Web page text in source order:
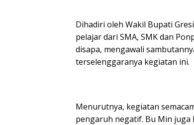
Dihadiri oleh Wakil Bupati
pelajar dari SMA, SMK dan
disapa, mengawali
terselenggaranya kegiatan ini.
Menurutnya, kegiatan
pengaruh negatif. Bu Min